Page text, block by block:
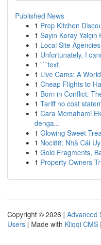
Published News
1 Prep Kitchen
1 Sayın Koray
1 Local Site
1 Unfortunately, I
1 ```text
1 Live Cams: A
1 Cheap Flights to
1 Born in Conflict:
1 Tariff no cost
1 Cara Memahami
denga...
1 Glowing Sweet
1 Noci88: Nhà Cái
1 Gold Fragments,
1 Property Owners
Copyright © 2026 | Advanced
Users | Made with Kliqqi CMS |